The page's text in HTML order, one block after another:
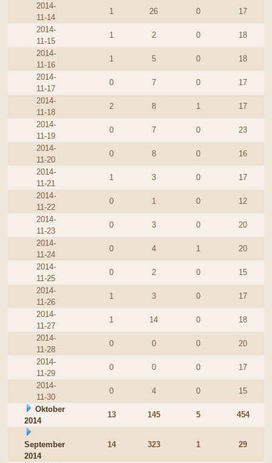
2014-
11-14
1 26 0
17
2014-
11-15
1 2 0
18
2014-
11-16
1 5 0
18
2014-
11-17
0 7 0
17
2014-
11-18
2 8 1
17
2014-
11-19
0 7 0
23
2014-
11-20
0 8 0
16
2014-
11-21
1 3 0
17
2014-
11-22
0 1 0
12
2014-
11-23
0 3 0
20
2014-
11-24
0 4 1
20
2014-
11-25
0 2 0
15
2014-
11-26
1 3 0
17
2014-
11-27
1 14 0
18
2014-
11-28
0 0 0
20
2014-
11-29
0 0 0
17
2014-
11-30
0 4 0
15
Oktober
2014
13 145 5 454
September
2014
14 323 1 29